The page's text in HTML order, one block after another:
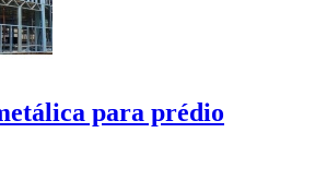
para prédio